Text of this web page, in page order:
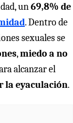
un69,8% de
. Dentro de
sexuales se
,miedo a no
alcanzar el
la eyaculación.